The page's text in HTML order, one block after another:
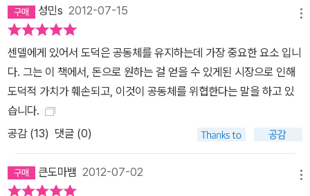
장경제(market economy)에서 시장사회(market society)로 옮
겨갔다고 진단한다. 시장경제에서 시장은 재화를 생산하고 부를 창출
하는 효과적인 ‘도구’인 반면, 시장사회는 시장가치가 인간 활동의 모
든 영역으로 스며들어 간 일종의 ‘생활방식’이다. 샌델은 기존에는 시
장에서 거래되지 않았던 영역에 돈과 시장이 개입하며 발생한 가치의
변질에 주목한다. 예를 들어, 이스라엘의 어린이집에서는 아이를 늦
게 데리러 오는 부모들이 많아지자 벌금제도를 도입했다. 하지만 아
났다. 사람은 인센티브에 반응한다고 믿는 일반 경제학의 논리에 비
추어본다면 매우 당황스러운 결과다. 아이를 늦게 데리러 올 때 느꼈
성민s 2012-07-15
센델에게 있어서 도덕은 공동체를 유지하는데 가장 중요한 요소 입니
다. 그는 이 책에서, 돈으로 원하는 걸 얻을 수 있게된 시장으로 인해
도덕적 가치가 훼손되고, 이것이 공동체를 위협한다는 말을 하고 있
습니다.
공감 (13) 댓글 (0)
큰도마뱀 2012-07-02